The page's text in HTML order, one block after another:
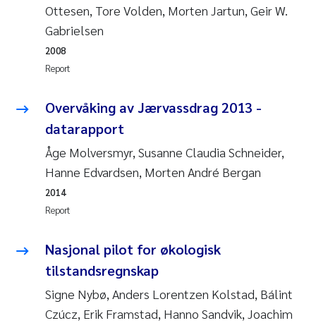
Lena Haugland Moen
Li Xie
Ana Margarida Pinto Costa
Vladyslava Hostyeva
Valentina Elena Tartiu
Sondre Meland
Sindre Langaas
Ottesen, Tore Volden, Morten Jartun, Geir W.
Gabrielsen
Report
2008
Overvåking av Jærvassdrag 2013 -
datarapport
Åge Molversmyr, Susanne Claudia Schneider,
Hanne Edvardsen, Morten André Bergan
Report
2014
Nasjonal pilot for økologisk
tilstandsregnskap
Signe Nybø, Anders Lorentzen Kolstad, Bálint
Czúcz, Erik Framstad, Hanno Sandvik, Joachim